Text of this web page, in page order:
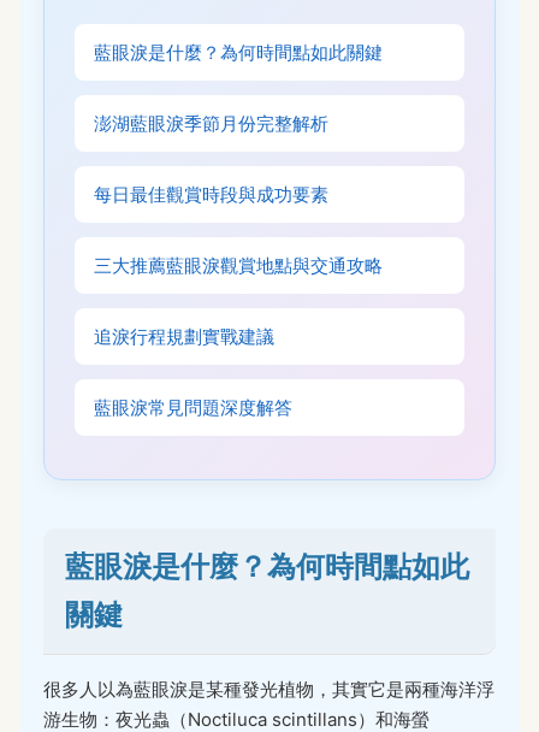
藍眼淚是什麼？為何時間點如此關鍵
澎湖藍眼淚季節月份完整解析
每日最佳觀賞時段與成功要素
三大推薦藍眼淚觀賞地點與交通攻略
追淚行程規劃實戰建議
藍眼淚常見問題深度解答
藍眼淚是什麼？為何時間點如此
關鍵
很多人以為藍眼淚是某種發光植物，其實它是兩種海洋浮
游生物：夜光蟲（Noctiluca scintillans）和海螢